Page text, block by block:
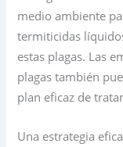
medio ambiente
termiticidas
estas plagas. Las
plagas también
plan eficaz de
Una estrategia